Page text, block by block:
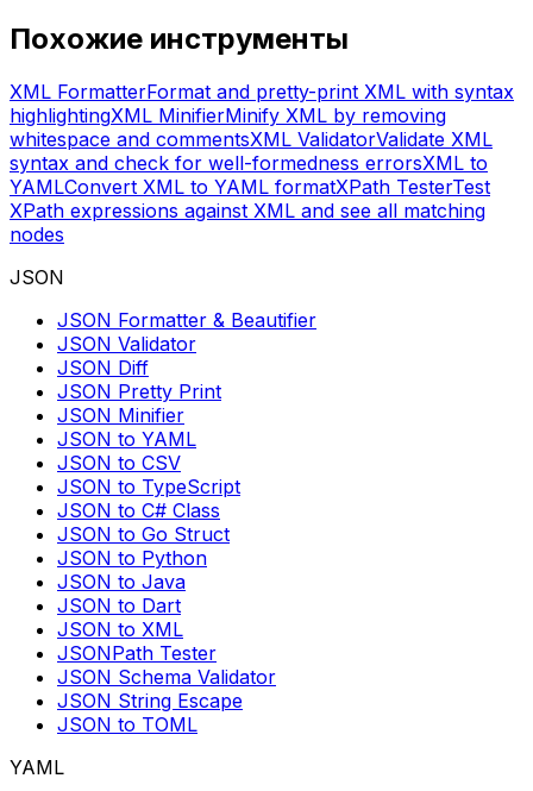
Похожие инструменты
XML FormatterFormat and pretty-print XML with syntax
highlightingXML MinifierMinify XML by removing
whitespace and commentsXML ValidatorValidate XML
syntax and check for well-formedness errorsXML to
YAMLConvert XML to YAML formatXPath TesterTest
XPath expressions against XML and see all matching
nodes
JSON
JSON Formatter & Beautifier
JSON Validator
JSON Diff
JSON Pretty Print
JSON Minifier
JSON to YAML
JSON to CSV
JSON to TypeScript
JSON to C# Class
JSON to Go Struct
JSON to Python
JSON to Java
JSON to Dart
JSON to XML
JSONPath Tester
JSON Schema Validator
JSON String Escape
JSON to TOML
YAML